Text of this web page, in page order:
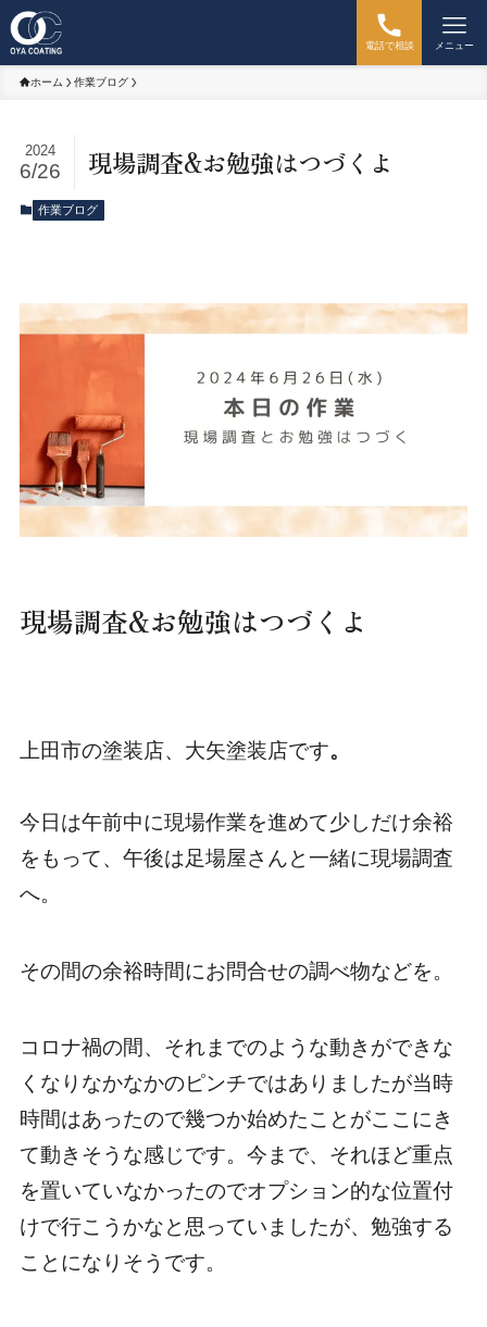
電話で相談 メニュー
ホーム 作業ブログ
現場調査&お勉強はつづくよ
2024
6/26
作業ブログ
現場調査&お勉強はつづくよ
上田市の塗装店、大矢塗装店です。
今日は午前中に現場作業を進めて少しだけ余裕
をもって、午後は足場屋さんと一緒に現場調査
へ。
その間の余裕時間にお問合せの調べ物などを。
コロナ禍の間、それまでのような動きができな
くなりなかなかのピンチではありましたが当時
時間はあったので幾つか始めたことがここにき
て動きそうな感じです。今まで、それほど重点
を置いていなかったのでオプション的な位置付
けで行こうかなと思っていましたが、勉強する
ことになりそうです。